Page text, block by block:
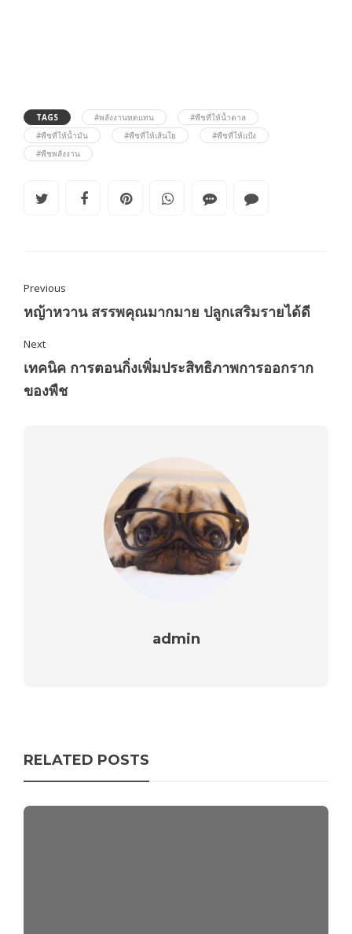
TAGS #พลังงานทดแทน
#พืชที่ให้น้ำตาล
#พืชที่ให้น้ำมัน
#พืชที่ให้เส้นใย
#พืชที่ให้แป้ง
#พืชพลังงาน
Previous
หญ้าหวาน สรรพคุณมากมาย ปลูกเสริมรายได้ดี
Next
เทคนิค การตอนกิ่งเพิ่มประสิทธิภาพการออกราก
ของพืช
admin
RELATED POSTS